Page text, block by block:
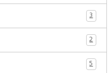
3
2
5